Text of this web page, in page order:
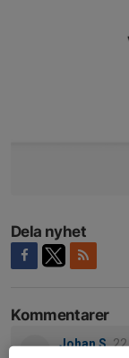
Dela nyhet
Kommentarer
Johan S.